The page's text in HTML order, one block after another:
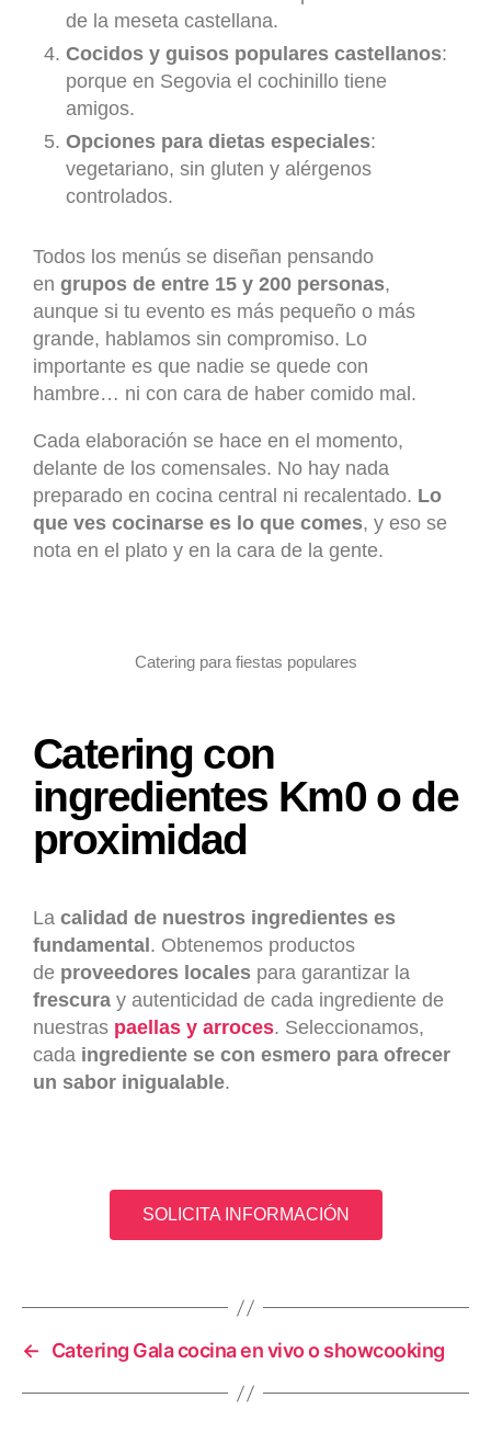
de la meseta castellana.
Cocidos y guisos populares castellanos:
porque en Segovia el cochinillo tiene
amigos.
Opciones para dietas especiales:
vegetariano, sin gluten y alérgenos
controlados.
Todos los menús se diseñan pensando
en grupos de entre 15 y 200 personas,
aunque si tu evento es más pequeño o más
grande, hablamos sin compromiso. Lo
importante es que nadie se quede con
hambre… ni con cara de haber comido mal.
Cada elaboración se hace en el momento,
delante de los comensales. No hay nada
preparado en cocina central ni recalentado. Lo
que ves cocinarse es lo que comes, y eso se
nota en el plato y en la cara de la gente.
Catering para fiestas populares
Catering con
ingredientes Km0 o de
proximidad
La calidad de nuestros ingredientes es
fundamental . Obtenemos productos
de proveedores locales para garantizar la
frescura y autenticidad de cada ingrediente de
nuestras paellas y arroces. Seleccionamos,
cada ingrediente se con esmero para ofrecer
un sabor inigualable.
SOLICITA INFORMACIÓN
← Catering Gala cocina en vivo o showcooking